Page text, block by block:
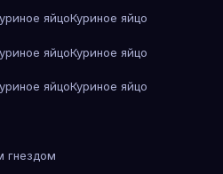
яйцоКуриное яйцо
яйцоКуриное яйцо
яйцоКуриное яйцо
гнездом